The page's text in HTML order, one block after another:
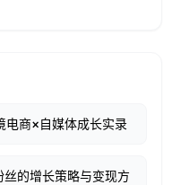
电商×自媒体成长实录
的增长策略与变现方